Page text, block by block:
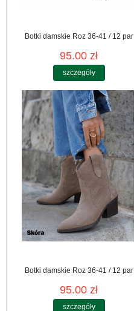
Botki damskie Roz 36-41 / 12 par
95.00 zł
szczegóły
Botki damskie Roz 36-41 / 12 par
95.00 zł
szczegóły